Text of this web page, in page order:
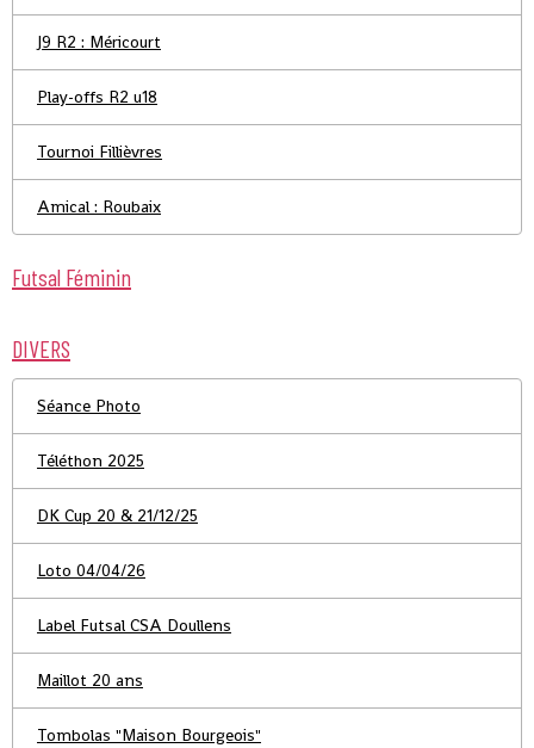
J9 R2 : Méricourt
Play-offs R2 u18
Tournoi Fillièvres
Amical : Roubaix
Futsal Féminin
DIVERS
Séance Photo
Téléthon 2025
DK Cup 20 & 21/12/25
Loto 04/04/26
Label Futsal CSA Doullens
Maillot 20 ans
Tombolas "Maison Bourgeois"